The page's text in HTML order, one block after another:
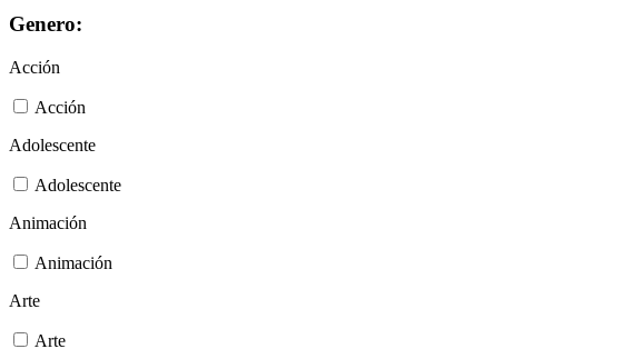
Genero:
Acción
Acción
Adolescente
Adolescente
Animación
Animación
Arte
Arte